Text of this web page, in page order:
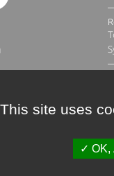
This site uses
OK,